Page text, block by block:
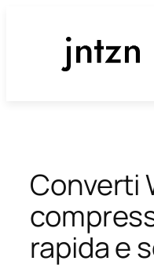
Converti
rapida e